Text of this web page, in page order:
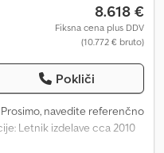
8.618 €
Fiksna cena plus DDV
(10.772 € bruto)
Pokliči
Prosimo, navedite referenčno
Letnik izdelave cca 2010
Pribl. prostornina 13 m³